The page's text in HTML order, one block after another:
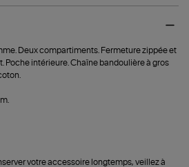
Deux compartiments. Fermeture zippée et
Poche intérieure. Chaîne bandoulière à gros
votre accessoire longtemps, veillez à